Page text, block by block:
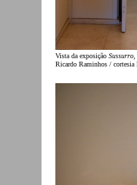
Vista da exposição Sussurro
Ricardo Raminhos / cortesia